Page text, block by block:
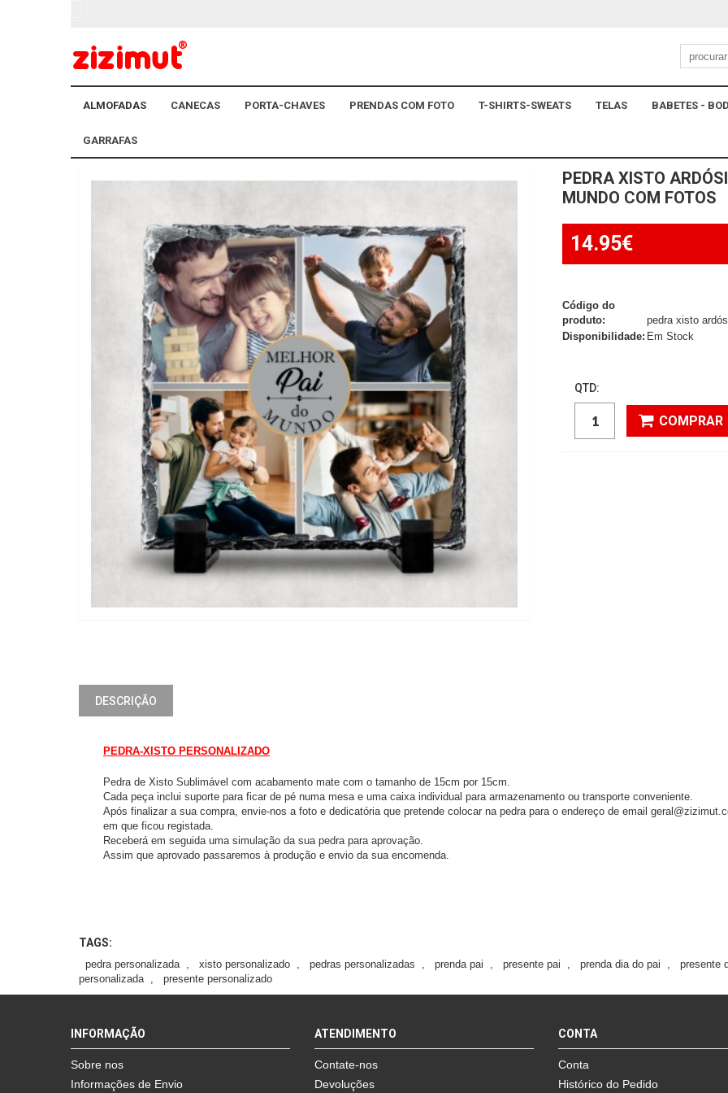
ALMOFADAS CANECAS PORTA-CHAVES PRENDAS COM FOTO T-SHIRTS-SWEATS TELAS BABETES -
GARRAFAS
PEDRA XISTO
MUNDO COM FOTOS
14.95€
Código do
produto:
pedra xisto
Disponibilidade:Em Stock
QTD:
COMPRAR
DESCRIÇÃO
PEDRA-XISTO PERSONALIZADO
Pedra de Xisto Sublimável com acabamento mate com o tamanho de 15cm por 15cm.
Cada peça inclui suporte para ficar de pé numa mesa e uma caixa individual para armazenamento ou transporte conveniente.
Após finalizar a sua compra, envie-nos a foto e dedicatória que pretende colocar na pedra para o endereço de email
em que ficou registada.
Receberá em seguida uma simulação da sua pedra para aprovação.
Assim que aprovado passaremos à produção e envio da sua encomenda.
TAGS:
pedra personalizada , xisto personalizado , pedras personalizadas , prenda pai , presente pai , prenda dia do pai , presente
personalizada , presente personalizado
INFORMAÇÃO
Sobre nos
Informações de Envio
ATENDIMENTO
Contate-nos
Devoluções
CONTA
Conta
Histórico do Pedido